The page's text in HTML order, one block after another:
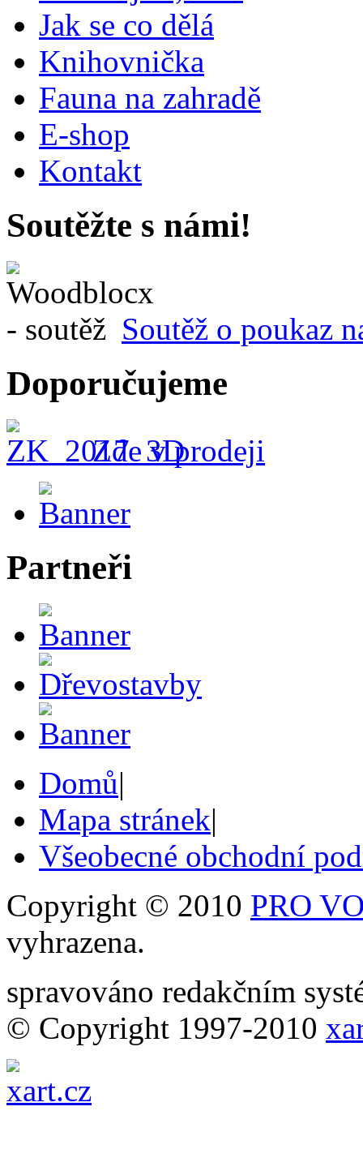
Jak se co dělá
Knihovnička
Fauna na zahradě
E-shop
Kontakt
Soutěžte s námi!
Soutěž o poukaz
Doporučujeme
Zde v prodeji
Partneři
Domů|
Mapa stránek|
Všeobecné obchodní
Copyright © 2010 PRO
vyhrazena.
spravováno redakčním
© Copyright 1997-2010